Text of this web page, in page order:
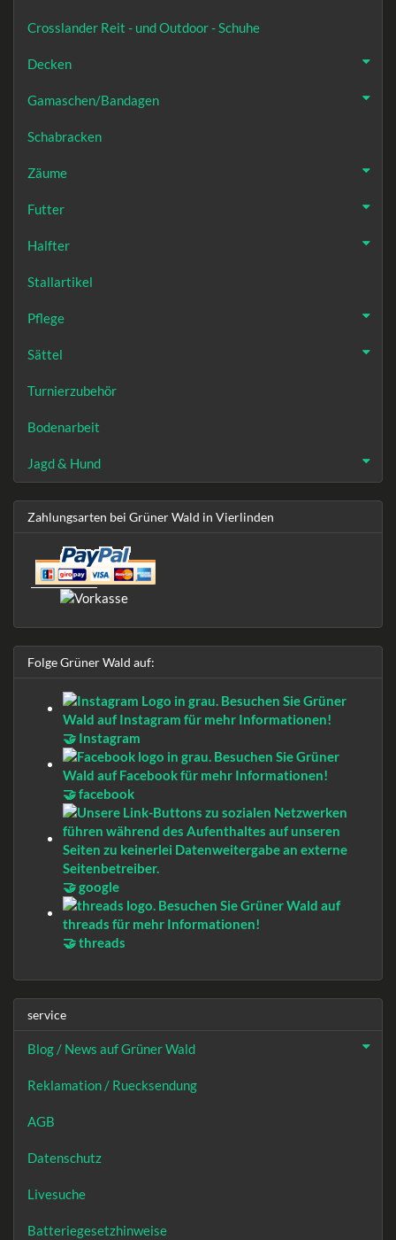
Crosslander Reit - und Outdoor - Schuhe
Decken
Gamaschen/Bandagen
Schabracken
Zäume
Futter
Halfter
Stallartikel
Pflege
Sättel
Turnierzubehör
Bodenarbeit
Jagd & Hund
Zahlungsarten bei Grüner Wald in Vierlinden
Folge Grüner Wald auf:
🤝 Instagram
🤝 facebook
🤝 google
🤝 threads
service
Blog / News auf Grüner Wald
Reklamation / Ruecksendung
AGB
Datenschutz
Livesuche
Batteriegesetzhinweise